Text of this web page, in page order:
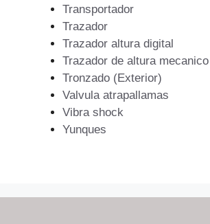
Transportador
Trazador
Trazador altura digital
Trazador de altura mecanico
Tronzado (Exterior)
Valvula atrapallamas
Vibra shock
Yunques